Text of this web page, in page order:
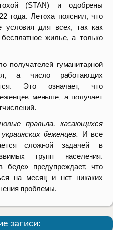
(STAN) и одобрены
года. Летоха пояснил, что
для всех, так как
жилье, а только
получателей гуманитарной
а число работающих
Это означает, что
меньше, а получает
правила, касающихся
беженцев. И все
сложной задачей, в
групп населения.
беде» предупреждает, что
на месяц и нет никаких
проблемы.
записи: